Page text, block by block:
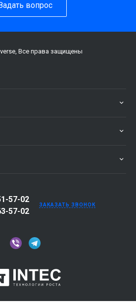
вопрос
Все права защищены
57-02
57-02
ЗАКАЗАТЬ ЗВОНОК